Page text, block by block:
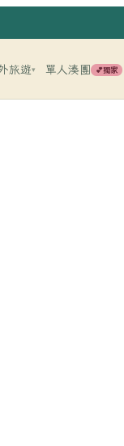
旅遊▾ 單人湊團 💕獨家